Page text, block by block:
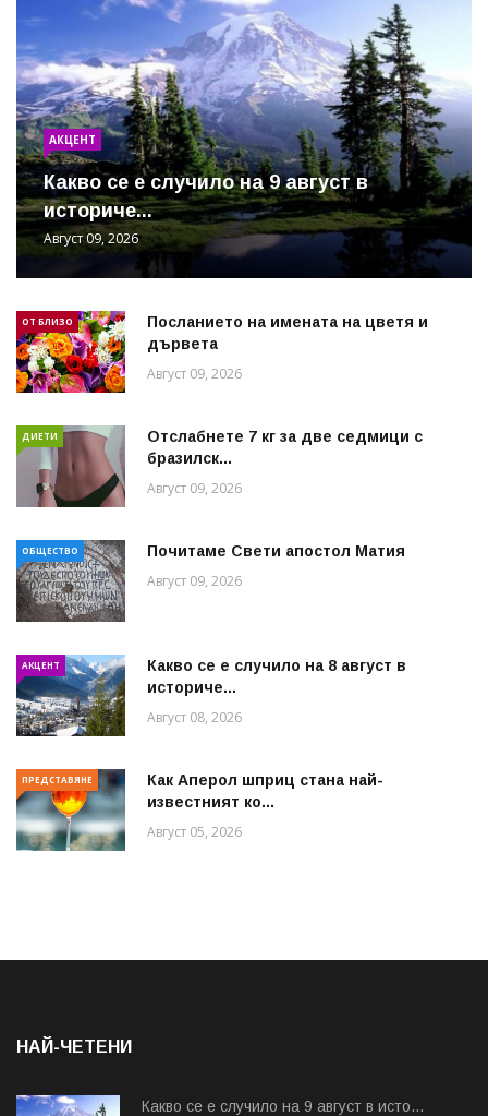
АКЦЕНТ
Какво се е случило на 9 август в
историче...
Август 09, 2026
ОТ БЛИЗО
Посланието на имената на цветя и
дървета
Август 09, 2026
ДИЕТИ
Отслабнете 7 кг за две седмици с
бразилск...
Август 09, 2026
ОБЩЕСТВО Почитаме Свети апостол Матия
Август 09, 2026
АКЦЕНТ
Какво се е случило на 8 август в
историче...
Август 08, 2026
ПРЕДСТАВЯНЕ
Как Аперол шприц стана най-
известният ко...
Август 05, 2026
НАЙ-ЧЕТЕНИ
Какво се е случило на 9 август в исто...